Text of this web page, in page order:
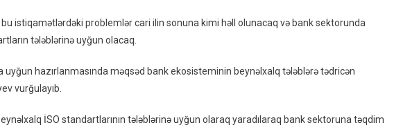
istiqamətlərdəki problemlər cari ilin sonuna kimi həll olunacaq və bank sektorunda
tələblərinə uyğun olacaq.
hazırlanmasında məqsəd bank ekosisteminin beynəlxalq tələblərə tədricən
vurğulayıb.
İSO standartlarının tələblərinə uyğun olaraq yaradılaraq bank sektoruna təqdim